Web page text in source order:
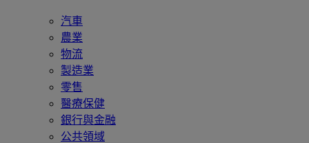
汽車
農業
物流
製造業
零售
醫療保健
銀行與金融
公共領域